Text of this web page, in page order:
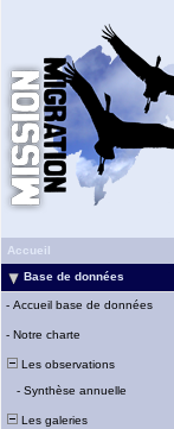
Accueil
Base de données
- Accueil base de données
- Notre charte
Les observations
- Synthèse annuelle
Les galeries